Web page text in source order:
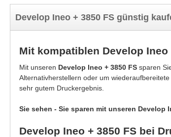
Develop Ineo + 3850 FS günstig
Mit kompatiblen Develop
Mit unseren Develop Ineo + 3850 FS sparen
Alternativherstellern oder um
sehr gutem Druckergebnis.
Sie sehen - Sie sparen mit unseren Develop
Develop Ineo + 3850 FS bei